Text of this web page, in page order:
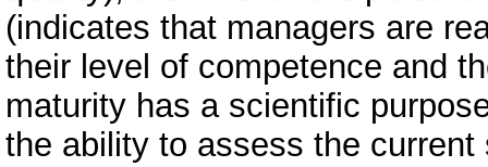
(indicates that managers are
their level of competence and
maturity has a scientific
the ability to assess the